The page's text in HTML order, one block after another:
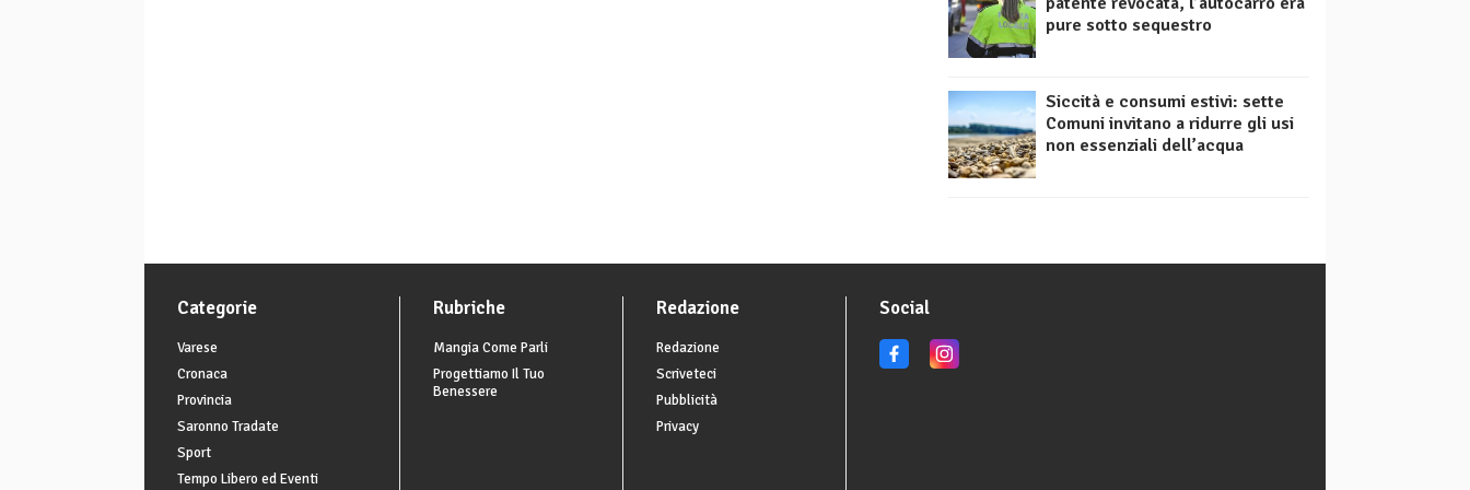
pure sotto sequestro
Siccità e consumi estivi: sette
Comuni invitano a ridurre gli usi
non essenziali dell’acqua
Categorie
Varese
Cronaca
Provincia
Saronno Tradate
Sport
Tempo Libero ed Eventi
Rubriche
Mangia Come Parli
Progettiamo Il Tuo
Benessere
Redazione
Redazione
Scriveteci
Pubblicità
Privacy
Social